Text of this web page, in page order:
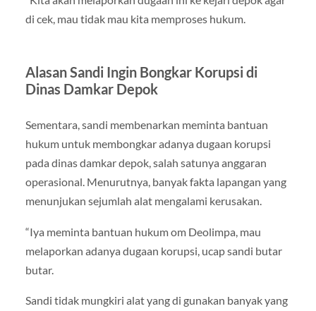
di cek, mau tidak mau kita memproses hukum.
Alasan Sandi Ingin Bongkar Korupsi di
Dinas Damkar Depok
Sementara, sandi membenarkan meminta bantuan
hukum untuk membongkar adanya dugaan korupsi
pada dinas damkar depok, salah satunya anggaran
operasional. Menurutnya, banyak fakta lapangan yang
menunjukan sejumlah alat mengalami kerusakan.
“Iya meminta bantuan hukum om Deolimpa, mau
melaporkan adanya dugaan korupsi, ucap sandi butar
butar.
Sandi tidak mungkiri alat yang di gunakan banyak yang